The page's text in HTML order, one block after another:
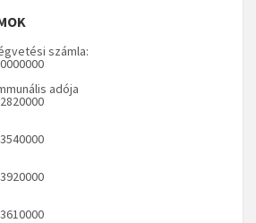
számla:
adója